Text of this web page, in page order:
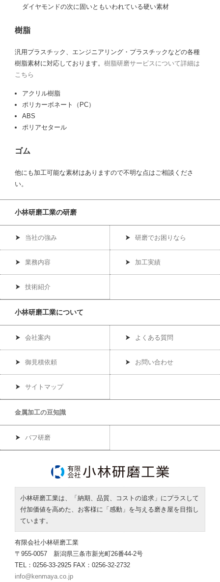
ダイヤモンドの次に固いともいわれている硬い素材
樹脂
汎用プラスチック、エンジニアリング・プラスチックなどの各種
樹脂素材に対応しております。 樹脂研磨サービスについて詳細は
こちら
アクリル樹脂
ポリカーボネート（PC）
ABS
ポリアセタール
ゴム
他にも加工可能な素材はありますので不明な点はご相談くださ
い。
小林研磨工業の研磨
当社の強み 研磨でお困りなら
業務内容 加工実績
技術紹介
小林研磨工業について
会社案内 よくある質問
御見積依頼 お問い合わせ
サイトマップ
金属加工の豆知識
バフ研磨
小林研磨工業は、「納期、品質、コストの追求」にプラスして
付加価値を高めた、お客様に「感動」を与える磨き屋を目指し
ています。
有限会社小林研磨工業
〒955-0057 新潟県三条市新光町26番44-2号
TEL：0256-33-2925 FAX：0256-32-2732
info@kenmaya.co.jp